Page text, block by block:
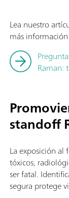
Lea nuestro
más
Raman:
standoff
La exposición al
tóxicos,
ser fatal.
segura protege